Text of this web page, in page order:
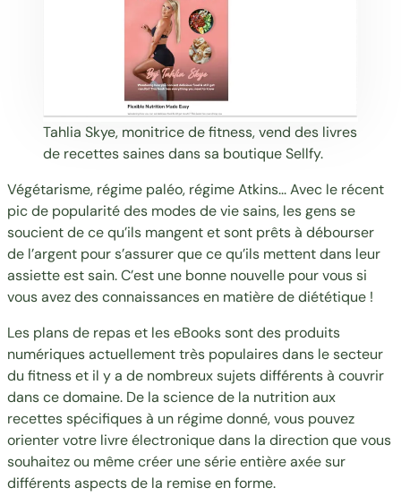
Tahlia Skye, monitrice de fitness, vend des livres
de recettes saines dans sa boutique Sellfy.
Végétarisme, régime paléo, régime Atkins... Avec le récent
pic de popularité des modes de vie sains, les gens se
soucient de ce qu’ils mangent et sont prêts à débourser
de l’argent pour s’assurer que ce qu’ils mettent dans leur
assiette est sain. C’est une bonne nouvelle pour vous si
vous avez des connaissances en matière de diététique !
Les plans de repas et les eBooks sont des produits
numériques actuellement très populaires dans le secteur
du fitness et il y a de nombreux sujets différents à couvrir
dans ce domaine. De la science de la nutrition aux
recettes spécifiques à un régime donné, vous pouvez
orienter votre livre électronique dans la direction que vous
souhaitez ou même créer une série entière axée sur
différents aspects de la remise en forme.